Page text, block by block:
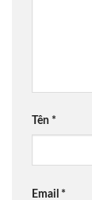
Tên *
Email *